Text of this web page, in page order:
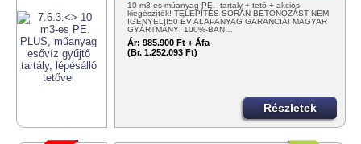
10 m3-es műanyag PE. tartály + tető + akciós
kiegészítők! TELEPÍTÉS SORÁN BETONOZÁST NEM
IGÉNYEL!!50 ÉV ALAPANYAG GARANCIA! MAGYAR
GYÁRTMÁNY! 100%-BAN…
Ár: 985.900 Ft + Áfa
(Br. 1.252.093 Ft)
Részletek